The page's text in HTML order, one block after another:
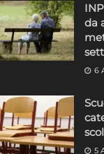
da
6
5